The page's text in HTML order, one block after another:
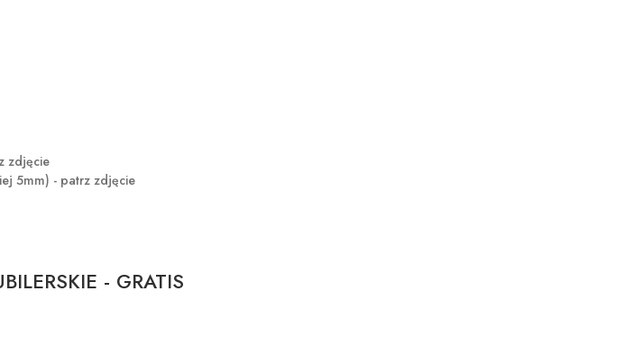
zdjęcie
5mm) - patrz zdjęcie
- GRATIS